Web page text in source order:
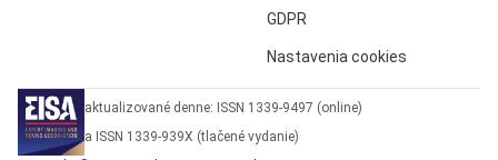
GDPR
Nastavenia cookies
aktualizované denne: ISSN 1339-9497 (online)
a ISSN 1339-939X (tlačené vydanie)